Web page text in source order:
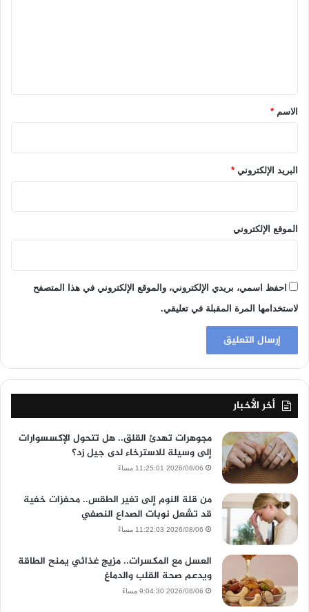
*الاسم *
البريد الإلكتروني *
الموقع الإلكتروني
احفظ اسمي، بريدي الإلكتروني، والموقع الإلكتروني في هذا المتصفح
لاستخدامها المرة المقبلة في تعليقي.
أخر الأخبار
مجوهرات تهدئ القلق.. هل تتحول الإكسسوارات
إلى وسيلة للاسترخاء لدى جيل زد؟
2026/08/06 11:25:01 مساءً
من قلة النوم إلى تغير الطقس.. محفزات خفية
قد تشعل نوبات الصداع النصفي
2026/08/06 11:22:03 مساءً
العسل مع المكسرات.. مزيج غذائي يمنح الطاقة
ويدعم صحة القلب والدماغ
2026/08/06 9:04:30 مساءً